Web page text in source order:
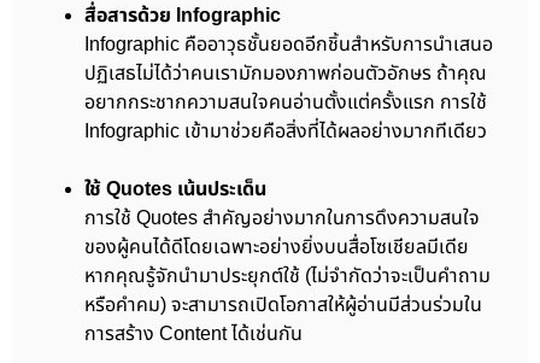
สื่อสารด้วย Infographic
Infographic คืออาวุธชั้นยอดอีกชิ้นสำหรับการนำเสนอ
ปฏิเสธไม่ได้ว่าคนเรามักมองภาพก่อนตัวอักษร ถ้าคุณ
อยากกระชากความสนใจคนอ่านตั้งแต่ครั้งแรก การใช้
Infographic เข้ามาช่วยคือสิ่งที่ได้ผลอย่างมากทีเดียว
ใช้ Quotes เน้นประเด็น
การใช้ Quotes สำคัญอย่างมากในการดึงความสนใจ
ของผู้คนได้ดีโดยเฉพาะอย่างยิ่งบนสื่อโซเชียลมีเดีย
หากคุณรู้จักนำมาประยุกต์ใช้ (ไม่จำกัดว่าจะเป็นคำถาม
หรือคำคม) จะสามารถเปิดโอกาสให้ผู้อ่านมีส่วนร่วมใน
การสร้าง Content ได้เช่นกัน